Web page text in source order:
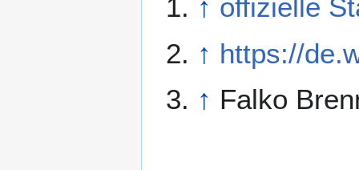
↑ offizielle
↑ https://
↑ Falko